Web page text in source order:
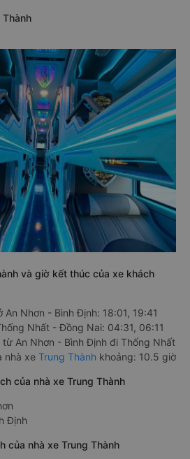
Thành
và giờ kết thúc của xe khách
An Nhơn - Bình Định: 18:01, 19:41
Nhất - Đồng Nai: 04:31, 06:11
An Nhơn - Bình Định đi Thống Nhất
nhà xe Trung Thành khoảng: 10.5 giờ
của nhà xe Trung Thành
Định
của nhà xe Trung Thành